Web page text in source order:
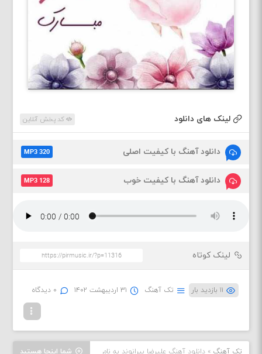
لینک های دانلود کد پخش آنلاین
دانلود آهنگ با کیفیت اصلی MP3 320
دانلود آهنگ با کیفیت خوب MP3 128
لینک کوتاه
۱۱ بازدید بار تک آهنگ ۳۱ اردیبهشت ۱۴۰۲ ۰ دیدگاه
شما اینجا هستید تک آهنگ »دانلود آهنگ علیرضا بیرانوند به نام